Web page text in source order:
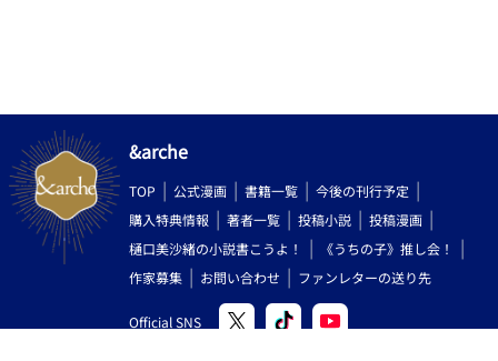
&arche
TOP 公式漫画 書籍一覧
今後の刊行予定
購入特典情報
著者一覧 投稿小説
投稿漫画
樋口美沙緒の小説書こうよ！
《うちの子》推し会！
作家募集
お問い合わせ ファンレターの送り先
Official SNS